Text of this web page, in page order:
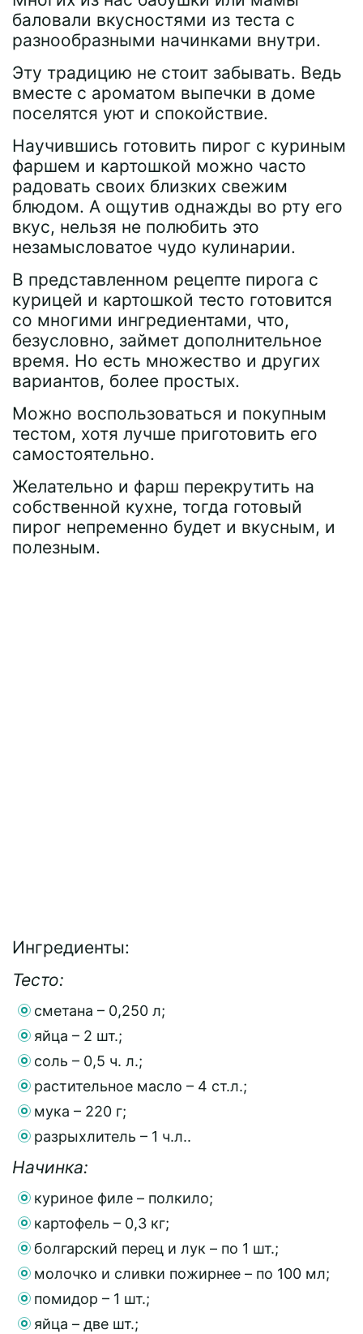
баловали вкусностями из теста с
разнообразными начинками внутри.
Эту традицию не стоит забывать. Ведь
вместе с ароматом выпечки в доме
поселятся уют и спокойствие.
Научившись готовить пирог с куриным
фаршем и картошкой можно часто
радовать своих близких свежим
блюдом. А ощутив однажды во рту его
вкус, нельзя не полюбить это
незамысловатое чудо кулинарии.
В представленном рецепте пирога с
курицей и картошкой тесто готовится
со многими ингредиентами, что,
безусловно, займет дополнительное
время. Но есть множество и других
вариантов, более простых.
Можно воспользоваться и покупным
тестом, хотя лучше приготовить его
самостоятельно.
Желательно и фарш перекрутить на
собственной кухне, тогда готовый
пирог непременно будет и вкусным, и
полезным.
Ингредиенты:
Тесто:
сметана – 0,250 л;
яйца – 2 шт.;
соль – 0,5 ч. л.;
растительное масло – 4 ст.л.;
мука – 220 г;
разрыхлитель – 1 ч.л..
Начинка:
куриное филе – полкило;
картофель – 0,3 кг;
болгарский перец и лук – по 1 шт.;
молочко и сливки пожирнее – по 100 мл;
помидор – 1 шт.;
яйца – две шт.;